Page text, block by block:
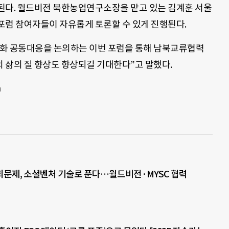
. 월드비전 북한농업연구소장을 맡고 있는 김계훈 서울
참여자들이 자유롭게 토론할 수 있게 진행된다.
공동대응을 논의하는 이번 포럼을 통해 남북교류협력
의 질 향상도 향상되길 기대한다”고 말했다.
문제, 소셜벤처 기술로 푼다…월드비전·MYSC 협력